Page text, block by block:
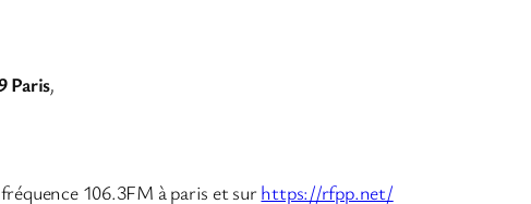
Paris,
106.3FM à paris et surhttps://rfpp.net/